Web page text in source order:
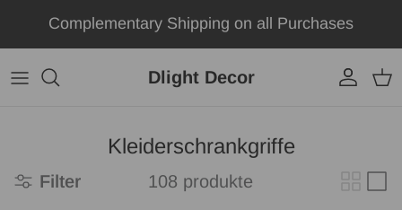
Direkt zum Inhalt
Complementary Shipping on all Purchases
Dlight Decor Konto
Kleiderschrankgriffe
Filter 108 produkte